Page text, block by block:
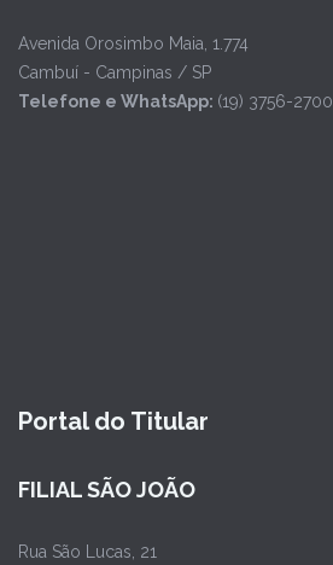
Avenida Orosimbo Maia, 1.774
Cambuí - Campinas / SP
Telefone e WhatsApp: (19) 3756-2700
Portal do Titular
FILIAL SÃO JOÃO
Rua São Lucas, 21